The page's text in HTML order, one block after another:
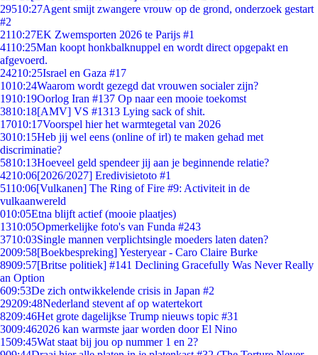
29510:27Agent smijt zwangere vrouw op de grond, onderzoek gestart
#2
2110:27EK Zwemsporten 2026 te Parijs #1
4110:25Man koopt honkbalknuppel en wordt direct opgepakt en
afgevoerd.
24210:25Israel en Gaza #17
1010:24Waarom wordt gezegd dat vrouwen socialer zijn?
1910:19Oorlog Iran #137 Op naar een mooie toekomst
3810:18[AMV] VS #1313 Lying sack of shit.
17010:17Voorspel hier het warmtegetal van 2026
3010:15Heb jij wel eens (online of irl) te maken gehad met
discriminatie?
5810:13Hoeveel geld spendeer jij aan je beginnende relatie?
4210:06[2026/2027] Eredivisietoto #1
5110:06[Vulkanen] The Ring of Fire #9: Activiteit in de
vulkaanwereld
010:05Etna blijft actief (mooie plaatjes)
1310:05Opmerkelijke foto's van Funda #243
3710:03Single mannen verplichtsingle moeders laten daten?
2009:58[Boekbespreking] Yesteryear - Caro Claire Burke
8909:57[Britse politiek] #141 Declining Gracefully Was Never Really
an Option
609:53De zich ontwikkelende crisis in Japan #2
29209:48Nederland stevent af op watertekort
8209:46Het grote dagelijkse Trump nieuws topic #31
3009:462026 kan warmste jaar worden door El Nino
1509:45Wat staat bij jou op nummer 1 en 2?